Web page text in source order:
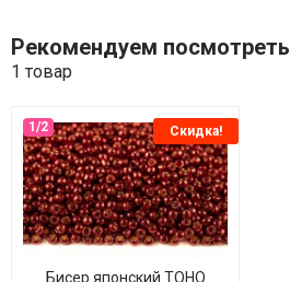
Рекомендуем посмотреть
1 товар
Скидка!
Бисер японский TOHO